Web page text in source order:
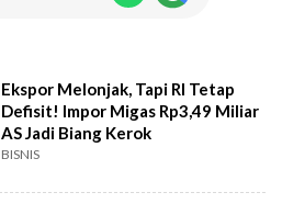
Ekspor Melonjak, Tapi RI Tetap
Defisit! Impor Migas Rp3,49 Miliar
AS Jadi Biang Kerok
BISNIS